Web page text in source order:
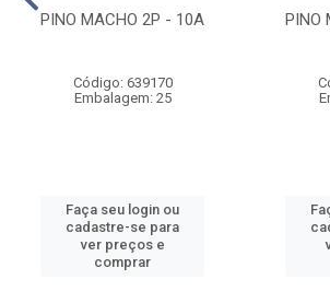
PINO MACHO 2P - 10A
Código: 639170
Embalagem: 25
Faça seu login ou
cadastre-se para
ver preços e
comprar
PINO